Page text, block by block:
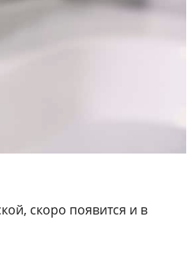
скоро появится и в